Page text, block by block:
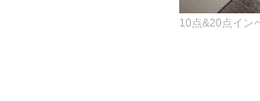
10点&20点イン